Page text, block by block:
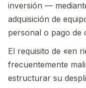
inversión —
adquisición de
personal o pago de
El requisito de «en
frecuentemente
estructurar su